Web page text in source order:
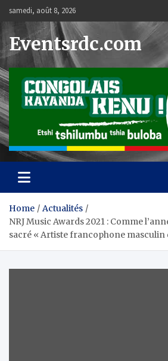
content
samedi, août 8, 2026
Eventsrdc.com
Home
Actualités
NRJ Music Awards 2021 : Comme
sacré « Artiste francophone masculin